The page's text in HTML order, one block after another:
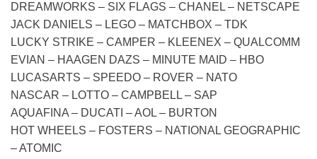
DREAMWORKS – SIX FLAGS – CHANEL – NETSCAPE
JACK DANIELS – LEGO – MATCHBOX – TDK
LUCKY STRIKE – CAMPER – KLEENEX – QUALCOMM
EVIAN – HAAGEN DAZS – MINUTE MAID – HBO
LUCASARTS – SPEEDO – ROVER – NATO
NASCAR – LOTTO – CAMPBELL – SAP
AQUAFINA – DUCATI – AOL – BURTON
HOT WHEELS – FOSTERS – NATIONAL GEOGRAPHIC
– ATOMIC